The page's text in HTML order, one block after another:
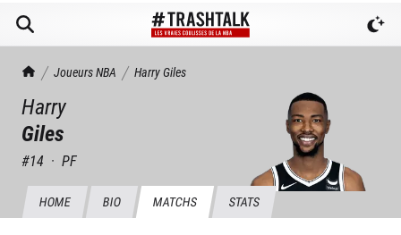
TrashTalk Actu NBA
Joueurs NBA HarryGiles
Harry
Giles
#14 · PF
HOME BIO MATCHS STATS